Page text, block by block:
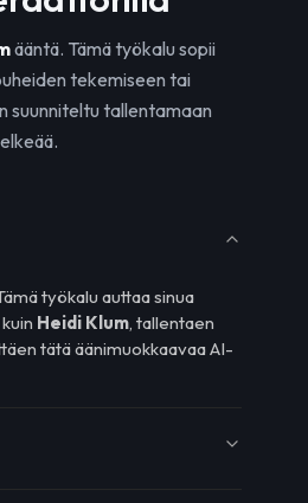
ääntä. Tämä työkalu sopii
tekemiseen tai
suunniteltu tallentamaan
työkalu auttaa sinua
Heidi Klum, tallentaen
tätä äänimuokkaavaa AI-